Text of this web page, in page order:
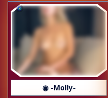
◉ -Molly-